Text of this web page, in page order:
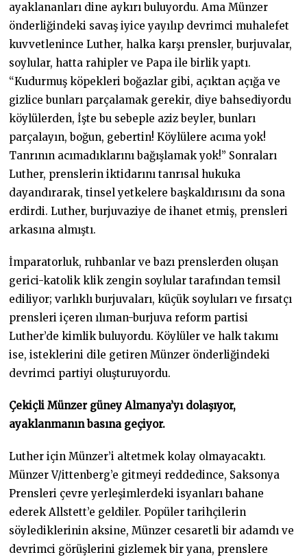
ayaklananları dine aykırı buluyordu. Ama Münzer
önderliğindeki savaş iyice yayılıp devrimci muhalefet
kuvvetlenince Luther, halka karşı prensler, burjuvalar,
soylular, hatta rahipler ve Papa ile birlik yaptı.
“Kudurmuş köpekleri boğazlar gibi, açıktan açığa ve
gizlice bunları parçalamak gerekir, diye bahsediyordu
köylülerden, İşte bu sebeple aziz beyler, bunları
parçalayın, boğun, gebertin! Köylülere acıma yok!
Tanrının acımadıklarını bağışlamak yok!” Sonraları
Luther, prenslerin iktidarını tanrısal hukuka
dayandırarak, tinsel yetkelere başkaldırısını da sona
erdirdi. Luther, burjuvaziye de ihanet etmiş, prensleri
arkasına almıştı.
İmparatorluk, ruhbanlar ve bazı prenslerden oluşan
gerici-katolik klik zengin soylular tarafından temsil
ediliyor; varlıklı burjuvaları, küçük soyluları ve fırsatçı
prensleri içeren ılıman-burjuva reform partisi
Luther’de kimlik buluyordu. Köylüler ve halk takımı
ise, isteklerini dile getiren Münzer önderliğindeki
devrimci partiyi oluşturuyordu.
Çekiçli Münzer güney Almanya’yı dolaşıyor,
ayaklanmanın basına geçiyor.
Luther için Münzer’i altetmek kolay olmayacaktı.
Münzer V/ittenberg’e gitmeyi reddedince, Saksonya
Prensleri çevre yerleşimlerdeki isyanları bahane
ederek Allstett’e geldiler. Popüler tarihçilerin
söylediklerinin aksine, Münzer cesaretli bir adamdı ve
devrimci görüşlerini gizlemek bir yana, prenslere